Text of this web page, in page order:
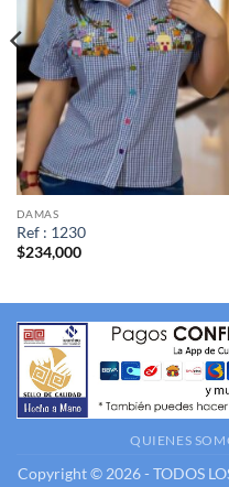
DAMAS
Ref : 1230
$234,000
QUIENES
Copyright © 2026 - TODOS